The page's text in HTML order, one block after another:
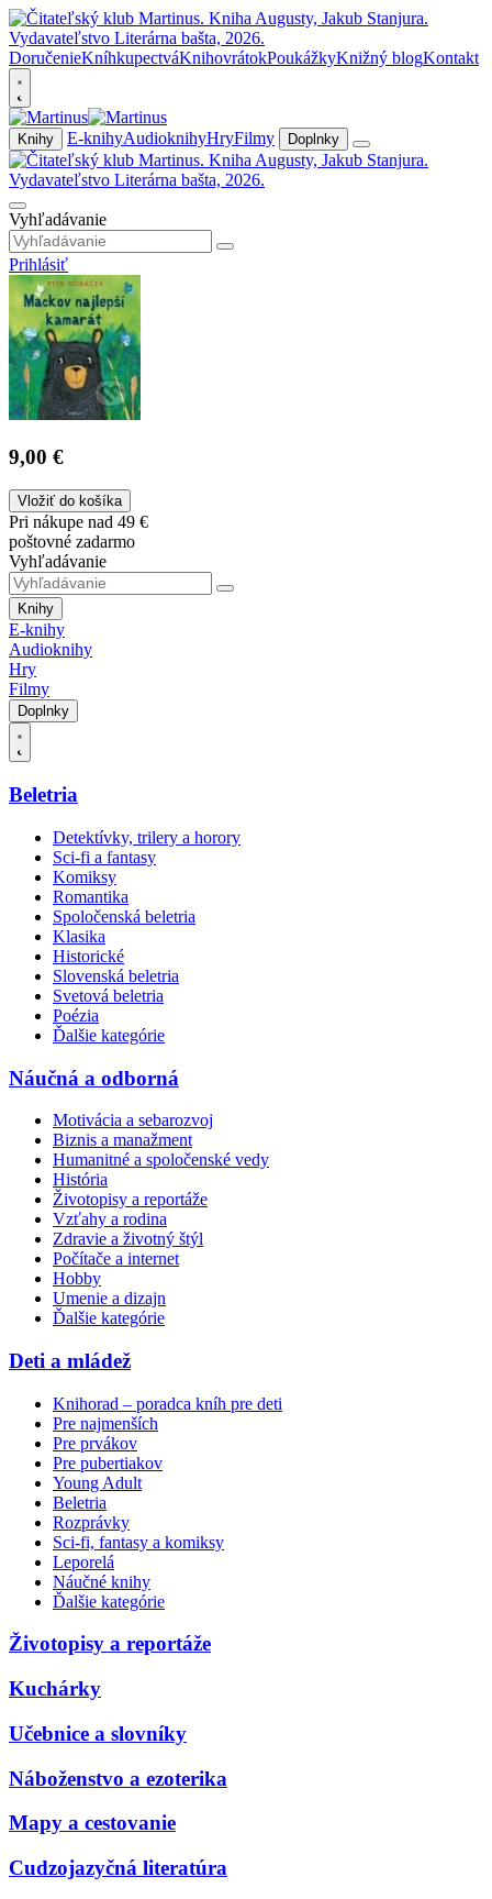
DoručenieKníhkupectváKnihovrátokPoukážkyKnižný blogKontakt
Knihy E-knihyAudioknihyHryFilmy Doplnky
Vyhľadávanie
Prihlásiť
9,00 €
Vložiť do košíka
Pri nákupe nad 49 €
poštovné zadarmo
Vyhľadávanie
Knihy
E-knihy
Audioknihy
Hry
Filmy
Doplnky
Beletria
Detektívky, trilery a horory
Sci-fi a fantasy
Komiksy
Romantika
Spoločenská beletria
Klasika
Historické
Slovenská beletria
Svetová beletria
Poézia
Ďalšie kategórie
Náučná a odborná
Motivácia a sebarozvoj
Biznis a manažment
Humanitné a spoločenské vedy
História
Životopisy a reportáže
Vzťahy a rodina
Zdravie a životný štýl
Počítače a internet
Hobby
Umenie a dizajn
Ďalšie kategórie
Deti a mládež
Knihorad – poradca kníh pre deti
Pre najmenších
Pre prvákov
Pre pubertiakov
Young Adult
Beletria
Rozprávky
Sci-fi, fantasy a komiksy
Leporelá
Náučné knihy
Ďalšie kategórie
Životopisy a reportáže
Kuchárky
Učebnice a slovníky
Náboženstvo a ezoterika
Mapy a cestovanie
Cudzojazyčná literatúra